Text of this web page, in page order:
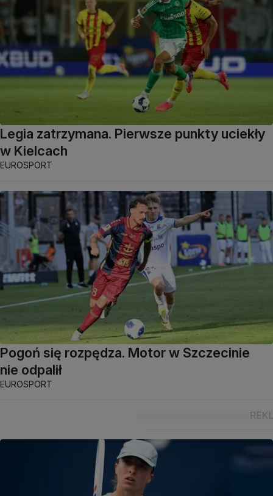
Legia zatrzymana. Pierwsze punkty uciekły
w Kielcach
EUROSPORT
Pogoń się rozpędza. Motor w Szczecinie
nie odpalił
EUROSPORT